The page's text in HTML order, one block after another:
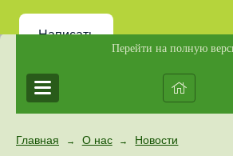
Написать
Перейти на полную
Главная → О нас → Новости